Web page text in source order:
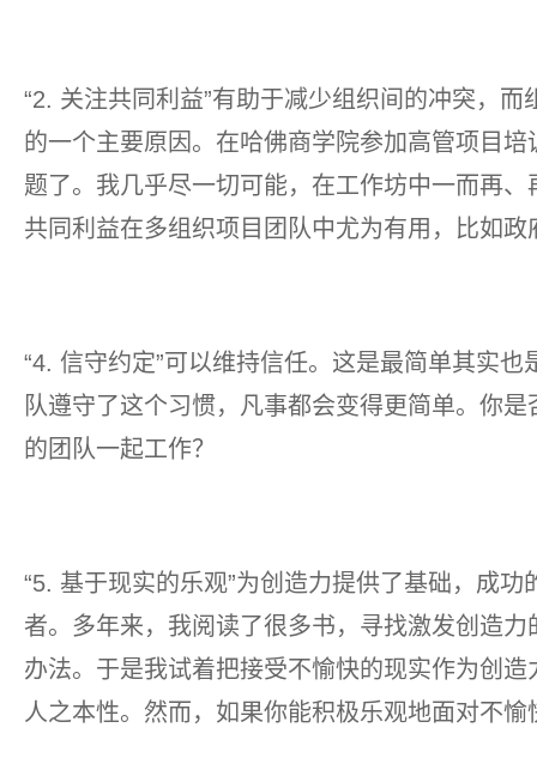
“2. 关注共同利益”有助于减少组织间的冲突，
的一个主要原因。在哈佛商学院参加高管项目
题了。我几乎尽一切可能，在工作坊中一而再
共同利益在多组织项目团队中尤为有用，比如
“4. 信守约定”可以维持信任。这是最简单其实
队遵守了这个习惯，凡事都会变得更简单。你是
的团队一起工作？
“5. 基于现实的乐观”为创造力提供了基础，成
者。多年来，我阅读了很多书，寻找激发创造
办法。于是我试着把接受不愉快的现实作为创
人之本性。然而，如果你能积极乐观地面对不